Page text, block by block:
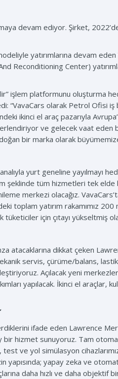
devam ediyor. Şirket,
yatırımlarına devam eden
Reconditioning Center)
işlem platformunu oluşturma
“VavaCars olarak Petrol Ofisi
ikinci el araç pazarıyla
ve gelecek vaat
doğan bir marka olarak
yurt geneline yayılmayı
şeklinde tüm hizmetleri tek
merkezi olacağız.
toplam yatırım rakamımız
için çıtayı yükseltmiş
atacaklarına dikkat çeken
servis, çürüme/balans,
Açılacak yeni
yapılacak. İkinci el araçlar,
ifade eden Lawrence
bir hizmet sunuyoruz. Tam
test ve yol simülasyon
yapısında; yapay zeka ve
daha hızlı ve daha objektif